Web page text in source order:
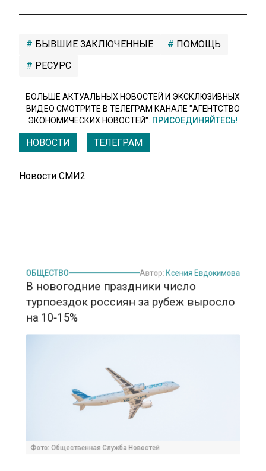
БЫВШИЕ ЗАКЛЮЧЕННЫЕ
ПОМОЩЬ
РЕСУРС
БОЛЬШЕ АКТУАЛЬНЫХ НОВОСТЕЙ И ЭКСКЛЮЗИВНЫХ
ВИДЕО СМОТРИТЕ В ТЕЛЕГРАМ КАНАЛЕ "АГЕНТСТВО
ЭКОНОМИЧЕСКИХ НОВОСТЕЙ". ПРИСОЕДИНЯЙТЕСЬ!
НОВОСТИ ТЕЛЕГРАМ
Новости СМИ2
турпоездок россиян за рубеж выросло
на 10-15%